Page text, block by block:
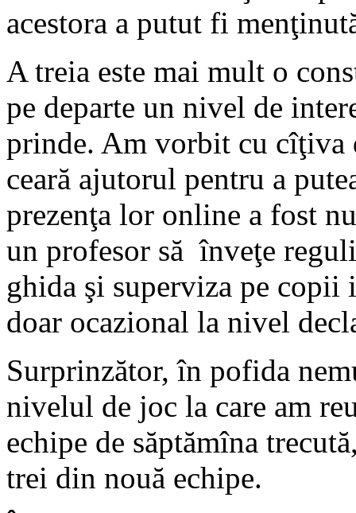
acestora a putut fi
A treia este mai mult o
pe departe un nivel de
prinde. Am vorbit cu cîţiva
ceară ajutorul pentru a
prezenţa lor online a fost
un profesor să înveţe
ghida şi superviza pe copii
doar ocazional la nivel
Surprinzător, în pofida
nivelul de joc la care am
echipe de săptămîna
trei din nouă echipe.